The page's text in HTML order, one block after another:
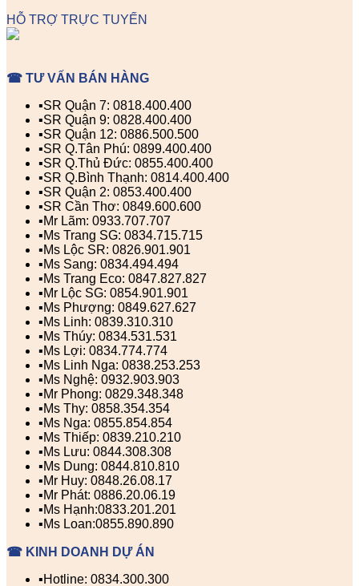
HỖ TRỢ TRỰC TUYẾN
☎ TƯ VẤN BÁN HÀNG
▪️SR Quận 7: 0818.400.400
▪️SR Quận 9: 0828.400.400
▪️SR Quận 12: 0886.500.500
▪️SR Q.Tân Phú: 0899.400.400
▪️SR Q.Thủ Đức: 0855.400.400
▪️SR Q.Bình Thạnh: 0814.400.400
▪️SR Quận 2: 0853.400.400
▪️SR Cần Thơ: 0849.600.600
▪️Mr Lãm: 0933.707.707
▪️Ms Trang SG: 0834.715.715
▪️Ms Lộc SR: 0826.901.901
▪️Ms Sang: 0834.494.494
▪️Ms Trang Eco: 0847.827.827
▪️Mr Lộc SG: 0854.901.901
▪️Ms Phượng: 0849.627.627
▪️Ms Linh: 0839.310.310
▪️Ms Thúy: 0834.531.531
▪️Ms Lợi: 0834.774.774
▪️Ms Linh Nga: 0838.253.253
▪️Ms Nghệ: 0932.903.903
▪️Mr Phong: 0829.348.348
▪️Ms Thy: 0858.354.354
▪️Ms Nga: 0855.854.854
▪️Ms Thiếp: 0839.210.210
▪️Ms Lưu: 0844.308.308
▪️Ms Dung: 0844.810.810
▪️Mr Huy: 0848.26.08.17
▪️Mr Phát: 0886.20.06.19
▪️Ms Hạnh:0833.201.201
▪️Ms Loan:0855.890.890
☎ KINH DOANH DỰ ÁN
▪️Hotline: 0834.300.300